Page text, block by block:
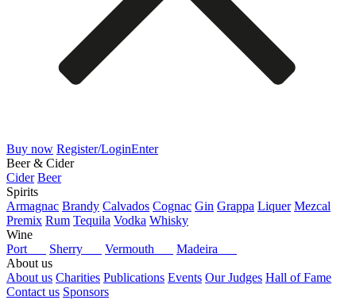
Buy now Register/LoginEnter
Beer & Cider
Cider Beer
Spirits
Armagnac Brandy Calvados Cognac Gin Grappa Liquer Mezcal
Premix Rum Tequila Vodka Whisky
Wine
Port
Sherry Vermouth
Madeira
About us
About us Charities Publications Events Our Judges Hall of Fame
Contact us Sponsors